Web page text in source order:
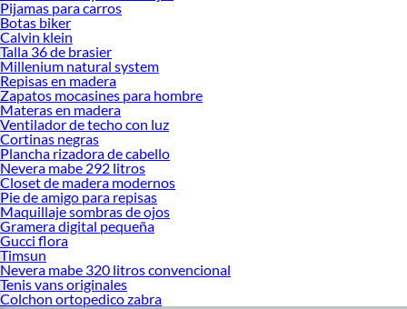
Pijamas para carros
Botas biker
Calvin klein
Talla 36 de brasier
Millenium natural system
Repisas en madera
Zapatos mocasines para hombre
Materas en madera
Ventilador de techo con luz
Cortinas negras
Plancha rizadora de cabello
Nevera mabe 292 litros
Closet de madera modernos
Pie de amigo para repisas
Maquillaje sombras de ojos
Gramera digital pequeña
Gucci flora
Timsun
Nevera mabe 320 litros convencional
Tenis vans originales
Colchon ortopedico zabra